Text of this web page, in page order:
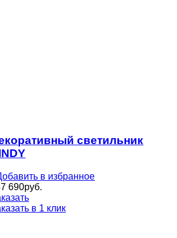
светильник
в избранное
690руб.
в 1 клик